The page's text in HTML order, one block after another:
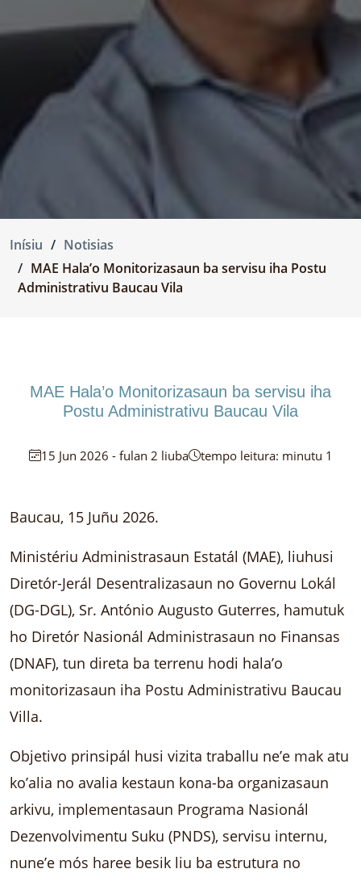
Inísiu
Notisias
MAE Hala’o Monitorizasaun ba servisu iha Postu
Administrativu Baucau Vila
MAE Hala’o Monitorizasaun ba servisu iha
Postu Administrativu Baucau Vila
15 Jun 2026 - fulan 2 liuba tempo leitura: minutu 1
Baucau, 15 Juñu 2026.
Ministériu Administrasaun Estatál (MAE), liuhusi
Diretór-Jerál Desentralizasaun no Governu Lokál
(DG-DGL), Sr. António Augusto Guterres, hamutuk
ho Diretór Nasionál Administrasaun no Finansas
(DNAF), tun direta ba terrenu hodi hala’o
monitorizasaun iha Postu Administrativu Baucau
Villa.
Objetivo prinsipál husi vizita traballu ne’e mak atu
ko’alia no avalia kestaun kona-ba organizasaun
arkivu, implementasaun Programa Nasionál
Dezenvolvimentu Suku (PNDS), servisu internu,
nune’e mós haree besik liu ba estrutura no